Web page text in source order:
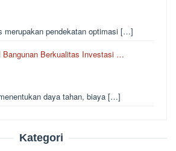
merupakan pendekatan optimasi […]
Bangunan Berkualitas Investasi …
daya tahan, biaya […]
Kategori